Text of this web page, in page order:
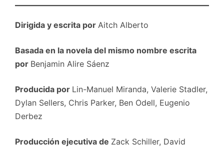
Dirigida y escrita por Aitch Alberto
Basada en la novela del mismo nombre escrita
por Benjamin Alire Sáenz
Producida por Lin-Manuel Miranda, Valerie Stadler,
Dylan Sellers, Chris Parker, Ben Odell, Eugenio
Derbez
Producción ejecutiva de Zack Schiller, David